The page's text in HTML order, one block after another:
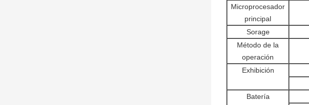
Microprocesador
principal
Sorage
Método de la
operación
Exhibición
Batería